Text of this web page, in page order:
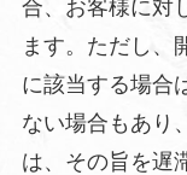
合、お客様に対
ます。ただし、
に該当する場合
ない場合もあり
は、その旨を遅